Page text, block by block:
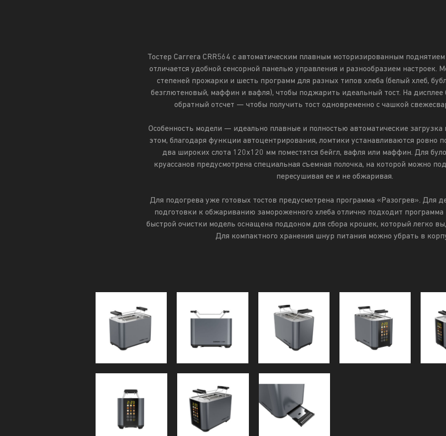
Тостер Carrera CRR564 с автоматическим плавным моторизированным
отличается удобной сенсорной панелью управления и разнообразием настроек.
степеней прожарки и шесть программ для разных типов хлеба (белый хлеб,
безглютеновый, маффин и вафля), чтобы поджарить идеальный тост. На дисплее
обратный отсчет — чтобы получить тост одновременно с чашкой
Особенность модели — идеально плавные и полностью автоматические загрузка
этом, благодаря функции автоцентрирования, ломтики устанавливаются ровно
два широких слота 120х120 мм поместятся бейгл, вафля или маффин. Для
круассанов предусмотрена специальная съемная полочка, на которой можно
пересушивая ее и не обжаривая.
Для подогрева уже готовых тостов предусмотрена программа «Разогрев». Для
подготовки к обжариванию замороженного хлеба отлично подходит
быстрой очистки модель оснащена поддоном для сбора крошек, который легко
Для компактного хранения шнур питания можно убрать в